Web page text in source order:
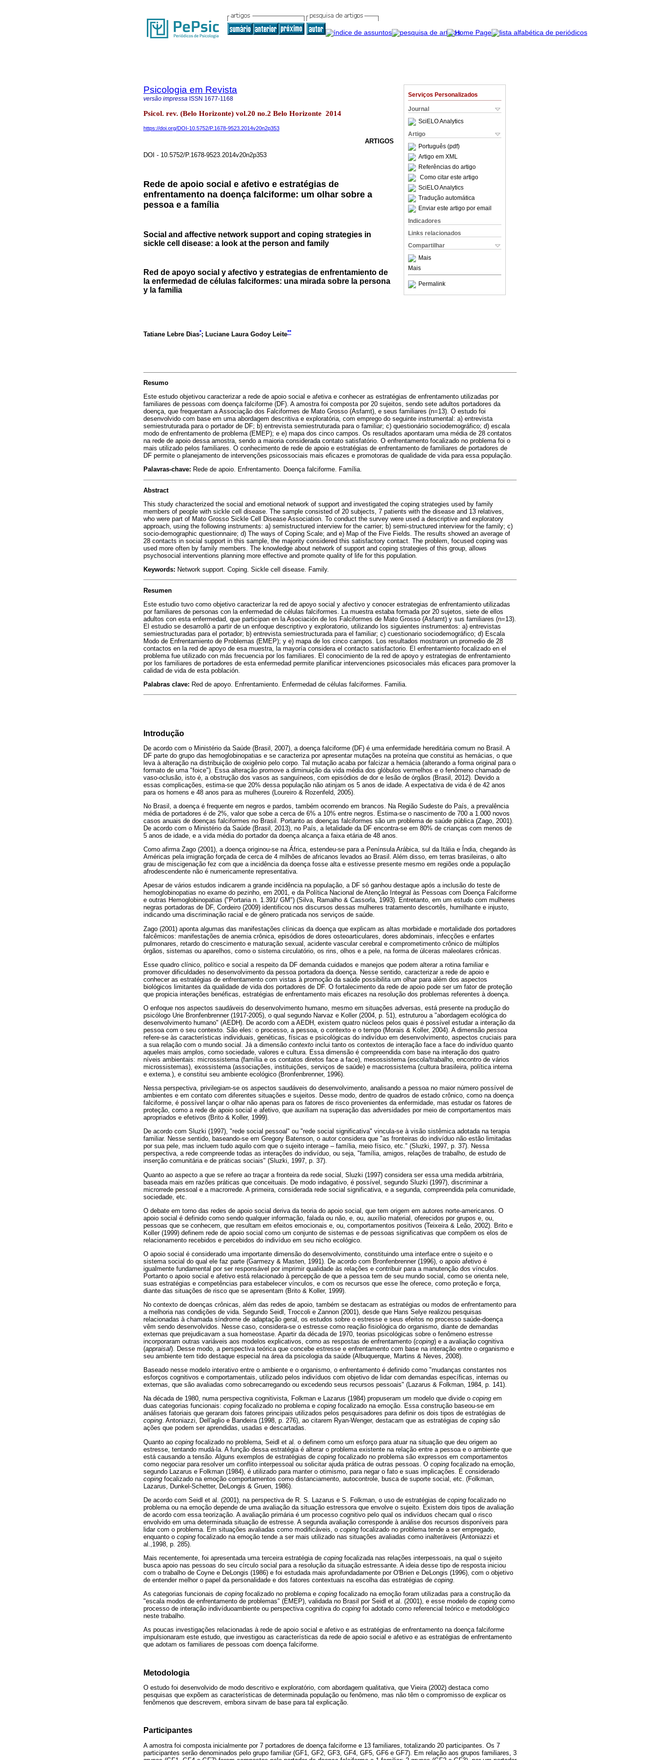
Serviços Personalizados
Journal
SciELO Analytics
Artigo
Português (pdf)
Artigo em XML
Referências do artigo
Como citar este artigo
SciELO Analytics
Tradução automática
Enviar este artigo por email
Indicadores
Links relacionados
Compartilhar
Mais
Mais
Permalink
Psicologia em Revista
versão impressa ISSN 1677-1168
Psicol. rev. (Belo Horizonte) vol.20 no.2 Belo Horizonte 2014
https://doi.org/DOI-10.5752/P.1678-9523.2014v20n2p353
ARTIGOS
DOI - 10.5752/P.1678-9523.2014v20n2p353
Rede de apoio social e afetivo e estratégias de
enfrentamento na doença falciforme: um olhar sobre a
pessoa e a família
Social and affective network support and coping strategies in
sickle cell disease: a look at the person and family
Red de apoyo social y afectivo y estrategias de enfrentamiento de
la enfermedad de células falciformes: una mirada sobre la persona
y la familia
Tatiane Lebre Dias*; Luciane Laura Godoy Leite**
Resumo
Este estudo objetivou caracterizar a rede de apoio social e afetiva e conhecer as estratégias de enfrentamento utilizadas por
familiares de pessoas com doença falciforme (DF). A amostra foi composta por 20 sujeitos, sendo sete adultos portadores da
doença, que frequentam a Associação dos Falciformes de Mato Grosso (Asfamt), e seus familiares (n=13). O estudo foi
desenvolvido com base em uma abordagem descritiva e exploratória, com emprego do seguinte instrumental: a) entrevista
semiestruturada para o portador de DF; b) entrevista semiestruturada para o familiar; c) questionário sociodemográfico; d) escala
modo de enfrentamento de problema (EMEP); e e) mapa dos cinco campos. Os resultados apontaram uma média de 28 contatos
na rede de apoio dessa amostra, sendo a maioria considerada contato satisfatório. O enfrentamento focalizado no problema foi o
mais utilizado pelos familiares. O conhecimento de rede de apoio e estratégias de enfrentamento de familiares de portadores de
DF permite o planejamento de intervenções psicossociais mais eficazes e promotoras de qualidade de vida para essa população.
Palavras-chave: Rede de apoio. Enfrentamento. Doença falciforme. Família.
Abstract
This study characterized the social and emotional network of support and investigated the coping strategies used by family
members of people with sickle cell disease. The sample consisted of 20 subjects, 7 patients with the disease and 13 relatives,
who were part of Mato Grosso Sickle Cell Disease Association. To conduct the survey were used a descriptive and exploratory
approach, using the following instruments: a) semistructured interview for the carrier; b) semi-structured interview for the family; c)
socio-demographic questionnaire; d) The ways of Coping Scale; and e) Map of the Five Fields. The results showed an average of
28 contacts in social support in this sample, the majority considered this satisfactory contact. The problem, focused coping was
used more often by family members. The knowledge about network of support and coping strategies of this group, allows
psychosocial interventions planning more effective and promote quality of life for this population.
Keywords: Network support. Coping. Sickle cell disease. Family.
Resumen
Este estudio tuvo como objetivo caracterizar la red de apoyo social y afectivo y conocer estrategias de enfrentamiento utilizadas
por familiares de personas con la enfermedad de células falciformes. La muestra estaba formada por 20 sujetos, siete de ellos
adultos con esta enfermedad, que participan en la Asociación de los Falciformes de Mato Grosso (Asfamt) y sus familiares (n=13).
El estudio se desarrolló a partir de un enfoque descriptivo y exploratorio, utilizando los siguientes instrumentos: a) entrevistas
semiestructuradas para el portador; b) entrevista semiestructurada para el familiar; c) cuestionario sociodemográfico; d) Escala
Modo de Enfrentamiento de Problemas (EMEP); y e) mapa de los cinco campos. Los resultados mostraron un promedio de 28
contactos en la red de apoyo de esa muestra, la mayoría considera el contacto satisfactorio. El enfrentamiento focalizado en el
problema fue utilizado con más frecuencia por los familiares. El conocimiento de la red de apoyo y estrategias de enfrentamiento
por los familiares de portadores de esta enfermedad permite planificar intervenciones psicosociales más eficaces para promover la
calidad de vida de esta población.
Palabras clave: Red de apoyo. Enfrentamiento. Enfermedad de células falciformes. Familia.
Introdução
De acordo com o Ministério da Saúde (Brasil, 2007), a doença falciforme (DF) é uma enfermidade hereditária comum no Brasil. A
DF parte do grupo das hemoglobinopatias e se caracteriza por apresentar mutações na proteína que constitui as hemácias, o que
leva à alteração na distribuição de oxigênio pelo corpo. Tal mutação acaba por falcizar a hemácia (alterando a forma original para o
formato de uma "foice"). Essa alteração promove a diminuição da vida média dos glóbulos vermelhos e o fenômeno chamado de
vaso-oclusão, isto é, a obstrução dos vasos as sanguíneos, com episódios de dor e lesão de órgãos (Brasil, 2012). Devido a
essas complicações, estima-se que 20% dessa população não atinjam os 5 anos de idade. A expectativa de vida é de 42 anos
para os homens e 48 anos para as mulheres (Loureiro & Rozenfeld, 2005).
No Brasil, a doença é frequente em negros e pardos, também ocorrendo em brancos. Na Região Sudeste do País, a prevalência
média de portadores é de 2%, valor que sobe a cerca de 6% a 10% entre negros. Estima-se o nascimento de 700 a 1.000 novos
casos anuais de doenças falciformes no Brasil. Portanto as doenças falciformes são um problema de saúde pública (Zago, 2001).
De acordo com o Ministério da Saúde (Brasil, 2013), no País, a letalidade da DF encontra-se em 80% de crianças com menos de
5 anos de idade, e a vida média do portador da doença alcança a faixa etária de 48 anos.
Como afirma Zago (2001), a doença originou-se na África, estendeu-se para a Península Arábica, sul da Itália e Índia, chegando às
Américas pela imigração forçada de cerca de 4 milhões de africanos levados ao Brasil. Além disso, em terras brasileiras, o alto
grau de miscigenação fez com que a incidência da doença fosse alta e estivesse presente mesmo em regiões onde a população
afrodescendente não é numericamente representativa.
Apesar de vários estudos indicarem a grande incidência na população, a DF só ganhou destaque após a inclusão do teste de
hemoglobinopatias no exame do pezinho, em 2001, e da Política Nacional de Atenção Integral às Pessoas com Doença Falciforme
e outras Hemoglobinopatias ("Portaria n. 1.391/ GM") (Silva, Ramalho & Cassorla, 1993). Entretanto, em um estudo com mulheres
negras portadoras de DF, Cordeiro (2009) identificou nos discursos dessas mulheres tratamento descortês, humilhante e injusto,
indicando uma discriminação racial e de gênero praticada nos serviços de saúde.
Zago (2001) aponta algumas das manifestações clínicas da doença que explicam as altas morbidade e mortalidade dos portadores
falcêmicos: manifestações de anemia crônica, episódios de dores osteoarticulares, dores abdominais, infecções e enfartes
pulmonares, retardo do crescimento e maturação sexual, acidente vascular cerebral e comprometimento crônico de múltiplos
órgãos, sistemas ou aparelhos, como o sistema circulatório, os rins, olhos e a pele, na forma de úlceras maleolares crônicas.
Esse quadro clínico, político e social a respeito da DF demanda cuidados e manejos que podem alterar a rotina familiar e
promover dificuldades no desenvolvimento da pessoa portadora da doença. Nesse sentido, caracterizar a rede de apoio e
conhecer as estratégias de enfrentamento com vistas à promoção da saúde possibilita um olhar para além dos aspectos
biológicos limitantes da qualidade de vida dos portadores de DF. O fortalecimento da rede de apoio pode ser um fator de proteção
que propicia interações benéficas, estratégias de enfrentamento mais eficazes na resolução dos problemas referentes à doença.
O enfoque nos aspectos saudáveis do desenvolvimento humano, mesmo em situações adversas, está presente na produção do
psicólogo Urie Bronfenbrenner (1917-2005), o qual segundo Narvaz e Koller (2004, p. 51), estruturou a "abordagem ecológica do
desenvolvimento humano" (AEDH). De acordo com a AEDH, existem quatro núcleos pelos quais é possível estudar a interação da
pessoa com o seu contexto. São eles: o processo, a pessoa, o contexto e o tempo (Morais & Koller, 2004). A dimensão pessoa
refere-se às características individuais, genéticas, físicas e psicológicas do indivíduo em desenvolvimento, aspectos cruciais para
a sua relação com o mundo social. Já a dimensão contexto inclui tanto os contextos de interação face a face do indivíduo quanto
aqueles mais amplos, como sociedade, valores e cultura. Essa dimensão é compreendida com base na interação dos quatro
níveis ambientais: microssistema (família e os contatos diretos face a face), mesossistema (escola/trabalho, encontro de vários
microssistemas), exossistema (associações, instituições, serviços de saúde) e macrossistema (cultura brasileira, política interna
e externa.), e constitui seu ambiente ecológico (Bronfenbrenner, 1996).
Nessa perspectiva, privilegiam-se os aspectos saudáveis do desenvolvimento, analisando a pessoa no maior número possível de
ambientes e em contato com diferentes situações e sujeitos. Desse modo, dentro de quadros de estado crônico, como na doença
falciforme, é possível lançar o olhar não apenas para os fatores de risco provenientes da enfermidade, mas estudar os fatores de
proteção, como a rede de apoio social e afetivo, que auxiliam na superação das adversidades por meio de comportamentos mais
apropriados e efetivos (Brito & Koller, 1999).
De acordo com Sluzki (1997), "rede social pessoal" ou "rede social significativa" vincula-se à visão sistêmica adotada na terapia
familiar. Nesse sentido, baseando-se em Gregory Batenson, o autor considera que "as fronteiras do indivíduo não estão limitadas
por sua pele, mas incluem tudo aquilo com que o sujeito interage – família, meio físico, etc." (Sluzki, 1997, p. 37). Nessa
perspectiva, a rede compreende todas as interações do indivíduo, ou seja, "família, amigos, relações de trabalho, de estudo de
inserção comunitária e de práticas sociais" (Sluzki, 1997, p. 37).
Quanto ao aspecto a que se refere ao traçar a fronteira da rede social, Sluzki (1997) considera ser essa uma medida arbitrária,
baseada mais em razões práticas que conceituais. De modo indagativo, é possível, segundo Sluzki (1997), discriminar a
microrrede pessoal e a macrorrede. A primeira, considerada rede social significativa, e a segunda, compreendida pela comunidade,
sociedade, etc.
O debate em torno das redes de apoio social deriva da teoria do apoio social, que tem origem em autores norte-americanos. O
apoio social é definido como sendo qualquer informação, falada ou não, e, ou, auxílio material, oferecidos por grupos e, ou,
pessoas que se conhecem, que resultam em efeitos emocionais e, ou, comportamentos positivos (Teixeira & Leão, 2002). Brito e
Koller (1999) definem rede de apoio social como um conjunto de sistemas e de pessoas significativas que compõem os elos de
relacionamento recebidos e percebidos do indivíduo em seu nicho ecológico.
O apoio social é considerado uma importante dimensão do desenvolvimento, constituindo uma interface entre o sujeito e o
sistema social do qual ele faz parte (Garmezy & Masten, 1991). De acordo com Bronfenbrenner (1996), o apoio afetivo é
igualmente fundamental por ser responsável por imprimir qualidade às relações e contribuir para a manutenção dos vínculos.
Portanto o apoio social e afetivo está relacionado à percepção de que a pessoa tem de seu mundo social, como se orienta nele,
suas estratégias e competências para estabelecer vínculos, e com os recursos que esse lhe oferece, como proteção e força,
diante das situações de risco que se apresentam (Brito & Koller, 1999).
No contexto de doenças crônicas, além das redes de apoio, também se destacam as estratégias ou modos de enfrentamento para
a melhoria nas condições de vida. Segundo Seidl, Troccoli e Zannon (2001), desde que Hans Selye realizou pesquisas
relacionadas à chamada síndrome de adaptação geral, os estudos sobre o estresse e seus efeitos no processo saúde-doença
vêm sendo desenvolvidos. Nesse caso, considera-se o estresse como reação fisiológica do organismo, diante de demandas
externas que prejudicavam a sua homeostase. Apartir da década de 1970, teorias psicológicas sobre o fenômeno estresse
incorporaram outras variáveis aos modelos explicativos, como as respostas de enfrentamento (coping) e a avaliação cognitiva
(appraisal). Desse modo, a perspectiva teórica que concebe estresse e enfrentamento com base na interação entre o organismo e
seu ambiente tem tido destaque especial na área da psicologia da saúde (Albuquerque, Martins & Neves, 2008).
Baseado nesse modelo interativo entre o ambiente e o organismo, o enfrentamento é definido como "mudanças constantes nos
esforços cognitivos e comportamentais, utilizado pelos indivíduos com objetivo de lidar com demandas específicas, internas ou
externas, que são avaliadas como sobrecarregando ou excedendo seus recursos pessoais" (Lazarus & Folkman, 1984, p. 141).
Na década de 1980, numa perspectiva cognitivista, Folkman e Lazarus (1984) propuseram um modelo que divide o coping em
duas categorias funcionais: coping focalizado no problema e coping focalizado na emoção. Essa construção baseou-se em
análises fatoriais que geraram dois fatores principais utilizados pelos pesquisadores para definir os dois tipos de estratégias de
coping. Antoniazzi, Dell'aglio e Bandeira (1998, p. 276), ao citarem Ryan-Wenger, destacam que as estratégias de coping são
ações que podem ser aprendidas, usadas e descartadas.
Quanto ao coping focalizado no problema, Seidl et al. o definem como um esforço para atuar na situação que deu origem ao
estresse, tentando mudá-la. A função dessa estratégia é alterar o problema existente na relação entre a pessoa e o ambiente que
está causando a tensão. Alguns exemplos de estratégias de coping focalizado no problema são expressos em comportamentos
como negociar para resolver um conflito interpessoal ou solicitar ajuda prática de outras pessoas. O coping focalizado na emoção,
segundo Lazarus e Folkman (1984), é utilizado para manter o otimismo, para negar o fato e suas implicações. É considerado
coping focalizado na emoção comportamentos como distanciamento, autocontrole, busca de suporte social, etc. (Folkman,
Lazarus, Dunkel-Schetter, DeLongis & Gruen, 1986).
De acordo com Seidl et al. (2001), na perspectiva de R. S. Lazarus e S. Folkman, o uso de estratégias de coping focalizado no
problema ou na emoção depende de uma avaliação da situação estressora que envolve o sujeito. Existem dois tipos de avaliação
de acordo com essa teorização. A avaliação primária é um processo cognitivo pelo qual os indivíduos checam qual o risco
envolvido em uma determinada situação de estresse. A segunda avaliação corresponde à análise dos recursos disponíveis para
lidar com o problema. Em situações avaliadas como modificáveis, o coping focalizado no problema tende a ser empregado,
enquanto o coping focalizado na emoção tende a ser mais utilizado nas situações avaliadas como inalteráveis (Antoniazzi et
al.,1998, p. 285).
Mais recentemente, foi apresentada uma terceira estratégia de coping focalizada nas relações interpessoais, na qual o sujeito
busca apoio nas pessoas do seu círculo social para a resolução da situação estressante. A ideia desse tipo de resposta iniciou
com o trabalho de Coyne e DeLongis (1986) e foi estudada mais aprofundadamente por O'Brien e DeLongis (1996), com o objetivo
de entender melhor o papel da personalidade e dos fatores contextuais na escolha das estratégias de coping.
As categorias funcionais de coping focalizado no problema e coping focalizado na emoção foram utilizadas para a construção da
"escala modos de enfrentamento de problemas" (EMEP), validada no Brasil por Seidl et al. (2001), e esse modelo de coping como
processo de interação indivíduoambiente ou perspectiva cognitiva do coping foi adotado como referencial teórico e metodológico
neste trabalho.
As poucas investigações relacionadas à rede de apoio social e afetivo e as estratégias de enfrentamento na doença falciforme
impulsionaram este estudo, que investigou as características da rede de apoio social e afetivo e as estratégias de enfrentamento
que adotam os familiares de pessoas com doença falciforme.
Metodologia
O estudo foi desenvolvido de modo descritivo e exploratório, com abordagem qualitativa, que Vieira (2002) destaca como
pesquisas que expõem as características de determinada população ou fenômeno, mas não têm o compromisso de explicar os
fenômenos que descrevem, embora sirvam de base para tal explicação.
Participantes
A amostra foi composta inicialmente por 7 portadores de doença falciforme e 13 familiares, totalizando 20 participantes. Os 7
participantes serão denominados pelo grupo familiar (GF1, GF2, GF3, GF4, GF5, GF6 e GF7). Em relação aos grupos familiares, 3